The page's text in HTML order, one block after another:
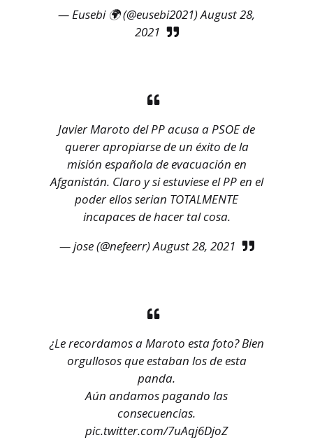
— Eusebi 🌍 (@eusebi2021)August 28,
2021
Javier Maroto del PP acusa a PSOE de
querer apropiarse de un éxito de la
misión española de evacuación en
Afganistán. Claro y si estuviese el PP en el
poder ellos serian TOTALMENTE
incapaces de hacer tal cosa.
— jose (@nefeerr)August 28, 2021
¿Le recordamos a Maroto esta foto? Bien
orgullosos que estaban los de esta
panda.
Aún andamos pagando las
consecuencias.
pic.twitter.com/7uAqj6DjoZ